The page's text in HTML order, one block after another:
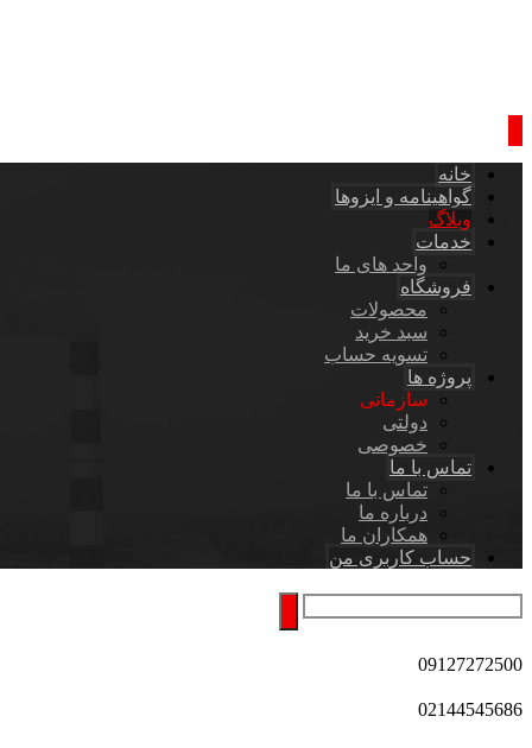
خانه
گواهینامه و ایزوها
وبلاگ
خدمات
واحد های ما
فروشگاه
محصولات
سبد خرید
تسویه حساب
پروژه ها
سازمانی
دولتی
خصوصی
تماس با ما
تماس با ما
درباره ما
همکاران ما
حساب کاربری من
09127272500
02144545686